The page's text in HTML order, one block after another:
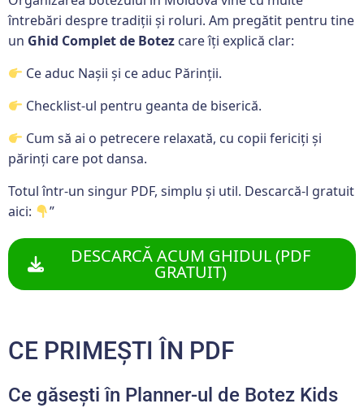
întrebări despre tradiții și roluri. Am pregătit pentru tine
un Ghid Complet de Botez care îți explică clar:
Ce aduc Nașii și ce aduc Părinții.
Checklist-ul pentru geanta de biserică.
Cum să ai o petrecere relaxată, cu copii fericiți și
părinți care pot dansa.
Totul într-un singur PDF, simplu și util. Descarcă-l gratuit
aici:
”
DESCARCĂ ACUM GHIDUL (PDF
GRATUIT)
CE PRIMEȘTI ÎN PDF
Ce găsești în Planner-ul de Botez Kids